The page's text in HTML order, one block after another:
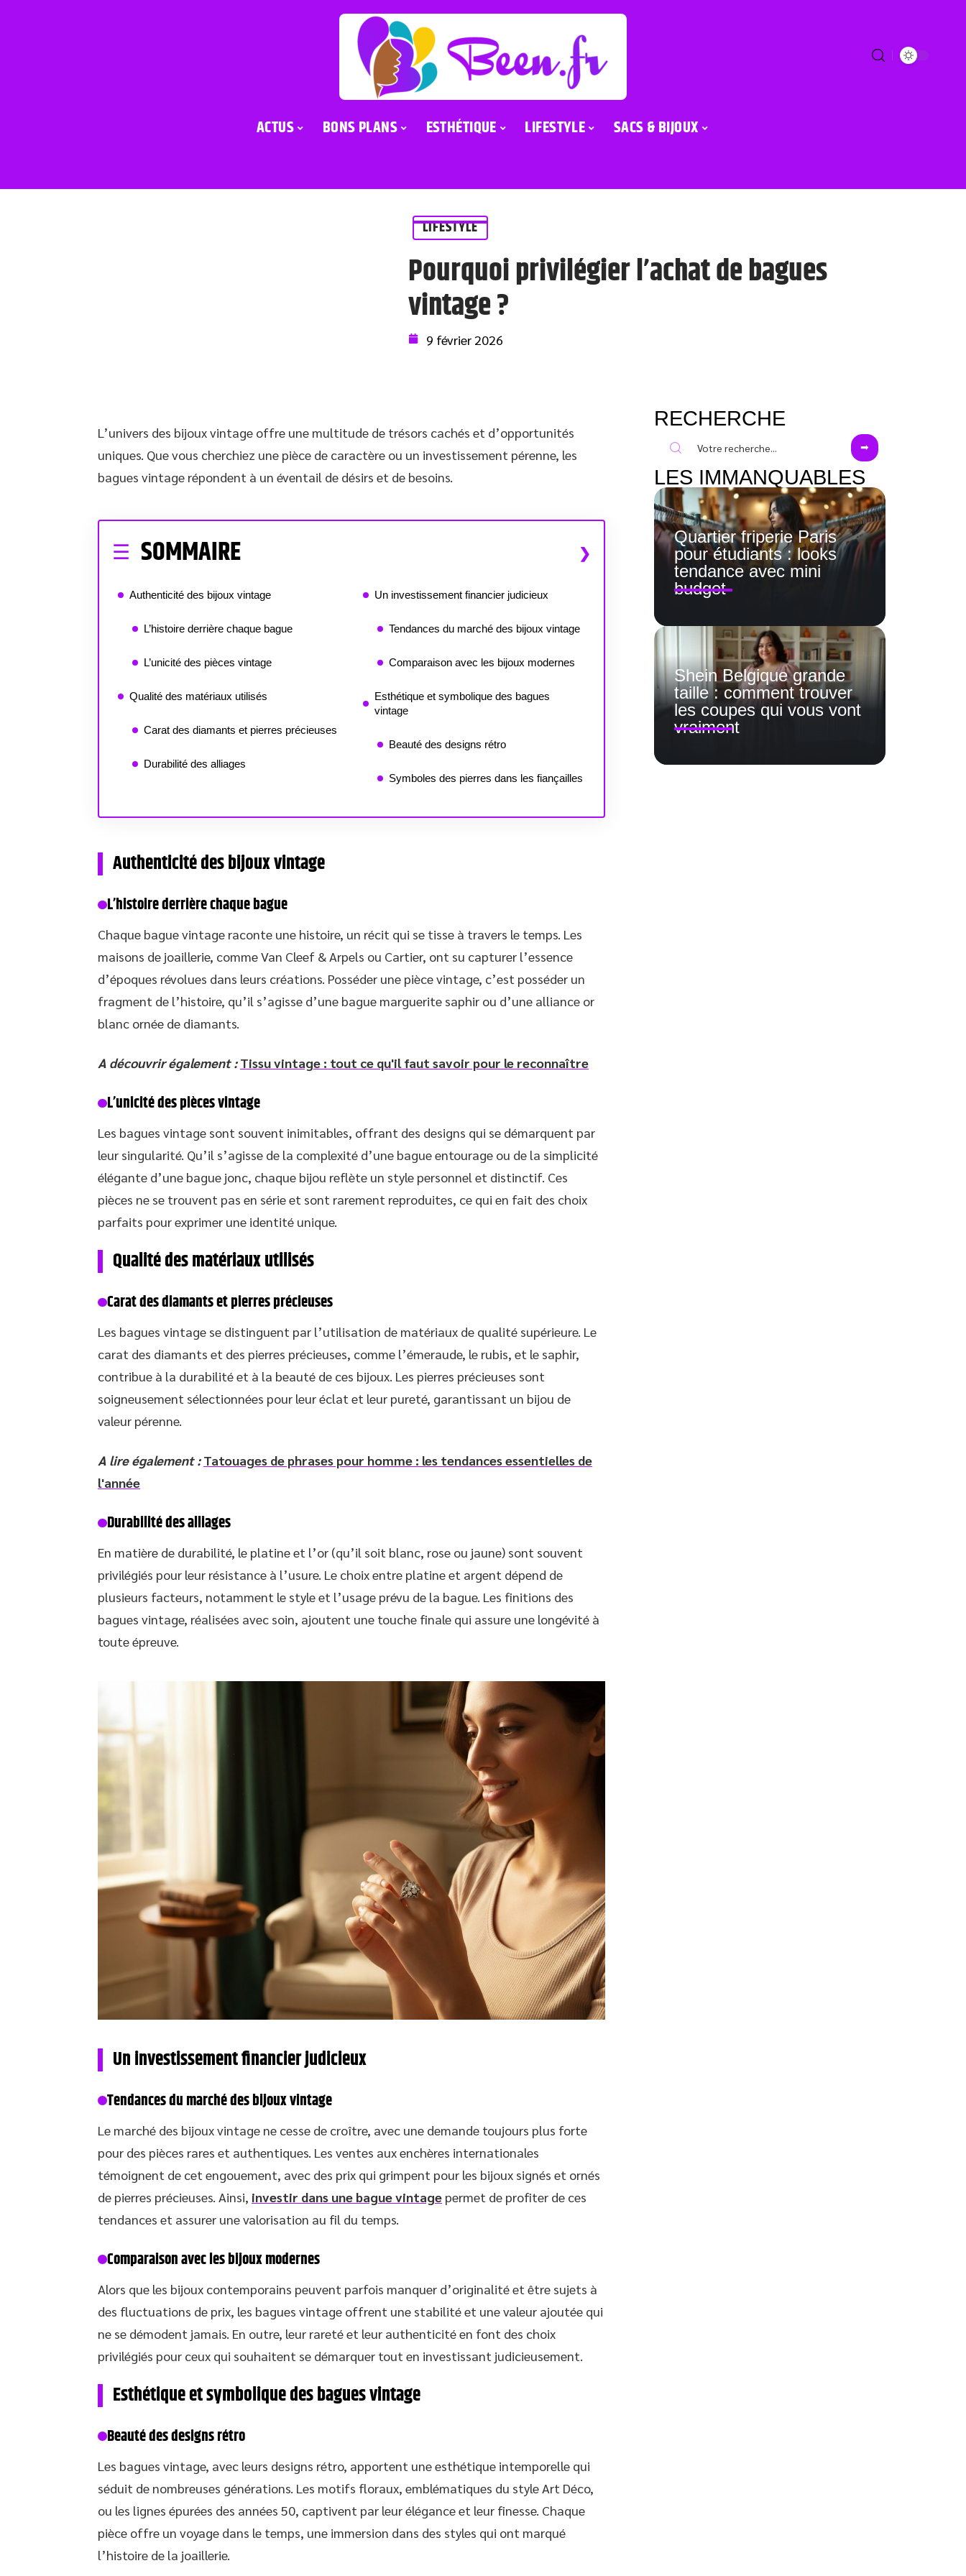
ACTUS BONS PLANS ESTHÉTIQUE LIFESTYLE SACS & BIJOUX
LIFESTYLE
Pourquoi privilégier l’achat de bagues
vintage ?
9 février 2026
L’univers des bijoux vintage offre une multitude de trésors cachés et d’opportunités
uniques. Que vous cherchiez une pièce de caractère ou un investissement pérenne, les
bagues vintage répondent à un éventail de désirs et de besoins.
SOMMAIRE
Authenticité des bijoux vintage
L’histoire derrière chaque bague
L’unicité des pièces vintage
Qualité des matériaux utilisés
Carat des diamants et pierres précieuses
Durabilité des alliages
Un investissement financier judicieux
Tendances du marché des bijoux vintage
Comparaison avec les bijoux modernes
Esthétique et symbolique des bagues
vintage
Beauté des designs rétro
Symboles des pierres dans les fiançailles
Authenticité des bijoux vintage
L’histoire derrière chaque bague
Chaque bague vintage raconte une histoire, un récit qui se tisse à travers le temps. Les
maisons de joaillerie, comme Van Cleef & Arpels ou Cartier, ont su capturer l’essence
d’époques révolues dans leurs créations. Posséder une pièce vintage, c’est posséder un
fragment de l’histoire, qu’il s’agisse d’une bague marguerite saphir ou d’une alliance or
blanc ornée de diamants.
A découvrir également : Tissu vintage : tout ce qu'il faut savoir pour le reconnaître
L’unicité des pièces vintage
Les bagues vintage sont souvent inimitables, offrant des designs qui se démarquent par
leur singularité. Qu’il s’agisse de la complexité d’une bague entourage ou de la simplicité
élégante d’une bague jonc, chaque bijou reflète un style personnel et distinctif. Ces
pièces ne se trouvent pas en série et sont rarement reproduites, ce qui en fait des choix
parfaits pour exprimer une identité unique.
Qualité des matériaux utilisés
Carat des diamants et pierres précieuses
Les bagues vintage se distinguent par l’utilisation de matériaux de qualité supérieure. Le
carat des diamants et des pierres précieuses, comme l’émeraude, le rubis, et le saphir,
contribue à la durabilité et à la beauté de ces bijoux. Les pierres précieuses sont
soigneusement sélectionnées pour leur éclat et leur pureté, garantissant un bijou de
valeur pérenne.
A lire également : Tatouages de phrases pour homme : les tendances essentielles de
l'année
Durabilité des alliages
En matière de durabilité, le platine et l’or (qu’il soit blanc, rose ou jaune) sont souvent
privilégiés pour leur résistance à l’usure. Le choix entre platine et argent dépend de
plusieurs facteurs, notamment le style et l’usage prévu de la bague. Les finitions des
bagues vintage, réalisées avec soin, ajoutent une touche finale qui assure une longévité à
toute épreuve.
Un investissement financier judicieux
Tendances du marché des bijoux vintage
Le marché des bijoux vintage ne cesse de croître, avec une demande toujours plus forte
pour des pièces rares et authentiques. Les ventes aux enchères internationales
témoignent de cet engouement, avec des prix qui grimpent pour les bijoux signés et ornés
de pierres précieuses. Ainsi, investir dans une bague vintage permet de profiter de ces
tendances et assurer une valorisation au fil du temps.
Comparaison avec les bijoux modernes
Alors que les bijoux contemporains peuvent parfois manquer d’originalité et être sujets à
des fluctuations de prix, les bagues vintage offrent une stabilité et une valeur ajoutée qui
ne se démodent jamais. En outre, leur rareté et leur authenticité en font des choix
privilégiés pour ceux qui souhaitent se démarquer tout en investissant judicieusement.
Esthétique et symbolique des bagues vintage
Beauté des designs rétro
Les bagues vintage, avec leurs designs rétro, apportent une esthétique intemporelle qui
séduit de nombreuses générations. Les motifs floraux, emblématiques du style Art Déco,
ou les lignes épurées des années 50, captivent par leur élégance et leur finesse. Chaque
pièce offre un voyage dans le temps, une immersion dans des styles qui ont marqué
l’histoire de la joaillerie.
RECHERCHE
LES IMMANQUABLES
Quartier friperie Paris
pour étudiants : looks
tendance avec mini
budget
Shein Belgique grande
taille : comment trouver
les coupes qui vous vont
vraiment